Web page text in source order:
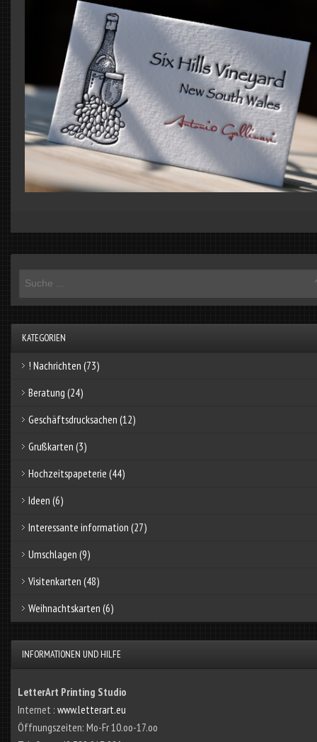
KATEGORIEN
! Nachrichten (73)
Beratung (24)
Geschäftsdrucksachen (12)
Grußkarten (3)
Hochzeitspapeterie (44)
Ideen (6)
Interessante information (27)
Umschlagen (9)
Visitenkarten (48)
Weihnachtskarten (6)
INFORMATIONEN UND HILFE
LetterArt Printing Studio
Internet : www.letterart.eu
Öffnungszeiten: Mo-Fr 10.oo-17.oo